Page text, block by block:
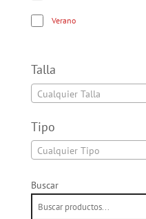
Verano
Talla
Cualquier Talla
Tipo
Cualquier Tipo
Buscar